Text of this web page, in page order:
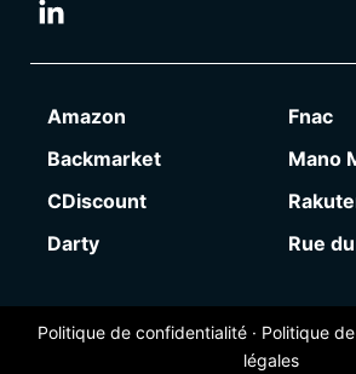
Amazon
Fnac
Backmarket
Mano
CDiscount
Darty
Rue
Politique de confidentialité· Politique
légales